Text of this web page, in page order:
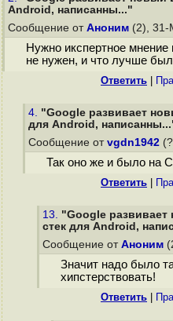
Android, написанны..."
Сообщение от Аноним (2), 31-
Нужно икспертное мнение
не нужен, и что лучше
Ответить
4. "Google развивает
для Android,
Сообщение от vgdn1942
Так оно же и было на
Ответить
13. "Google
стек для Android,
Сообщение от Аноним
Значит надо было
хипстерствовать!
Ответить